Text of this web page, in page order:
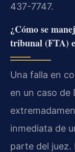
437-7747.
¿Cómo se
tribunal (FTA)
Una falla en
en un caso de
inmediata de
parte del juez.